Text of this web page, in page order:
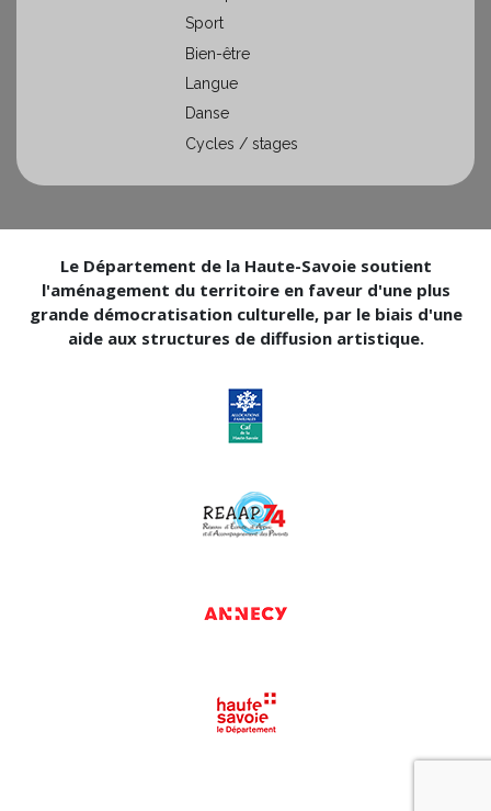
Sport
Bien-être
Langue
Danse
Cycles / stages
Le Département de la Haute-Savoie soutient
l'aménagement du territoire en faveur d'une plus
grande démocratisation culturelle, par le biais d'une
aide aux structures de diffusion artistique.